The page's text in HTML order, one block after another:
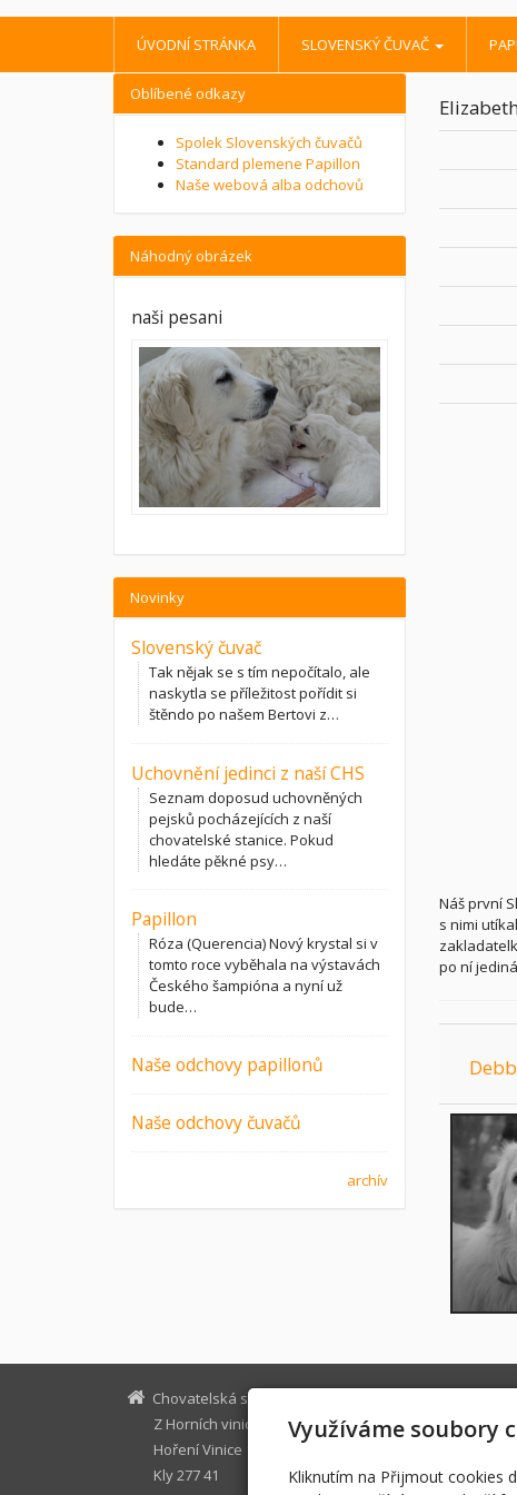
ÚVODNÍ STRÁNKA SLOVENSKÝ ČUVAČ
Náš první
s nimi
po ní
Oblíbené odkazy
Spolek Slovenských čuvačů
Standard plemene Papillon
Naše webová alba odchovů
Náhodný obrázek
naši pesani
Novinky
Slovenský čuvač
Tak nějak se s tím nepočítalo, ale
naskytla se příležitost pořídit si
štěndo po našem Bertovi z…
Uchovnění jedinci z naší CHS
Seznam doposud uchovněných
pejsků pocházejících z naší
chovatelské stanice. Pokud
hledáte pěkné psy…
Papillon
Róza (Querencia) Nový krystal si v
tomto roce vyběhala na výstavách
Českého šampióna a nyní už
bude…
Naše odchovy papillonů
Naše odchovy čuvačů
archív
Chovatelská stanice
Z Horních vinic
Hoření Vinice 133
Kly 277 41
+420 775 138
Využíváme soubory
Kliknutím na Přijmout cookies